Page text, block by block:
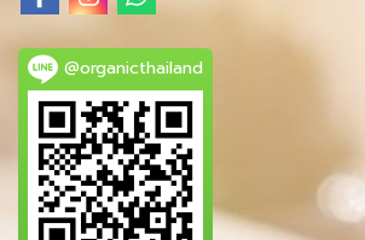
@organicthailand